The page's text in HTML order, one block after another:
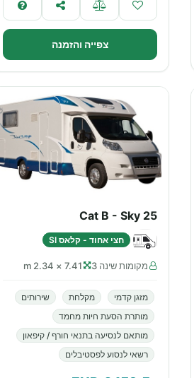
צפייה והזמנה
Cat B - Sky 25
חצי אחוד - קלאס SI
מקומות שינה 3 7.41 × 2.34 m
מזגן קדמי מקלחת
שירותים
מותרת הסעת חיות מחמד
מותאם לנסיעה בתנאי חורף / קיפאון
רשאי לנסוע לפסטיבלים